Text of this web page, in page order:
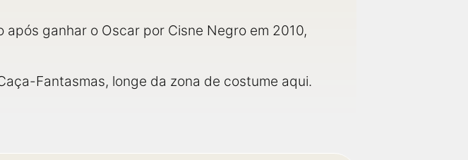
ganhar o Oscar por Cisne Negro em 2010,
Fantasmas, longe da zona de costume aqui.